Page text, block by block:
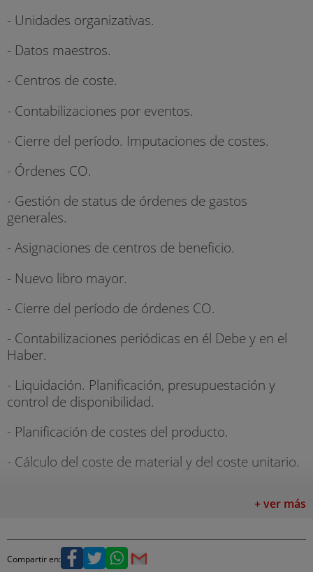
- Unidades organizativas.
- Datos maestros.
- Centros de coste.
- Contabilizaciones por eventos.
- Cierre del período. Imputaciones de costes.
- Órdenes CO.
- Gestión de status de órdenes de gastos
generales.
- Asignaciones de centros de beneficio.
- Nuevo libro mayor.
- Cierre del período de órdenes CO.
- Contabilizaciones periódicas en él Debe y en el
Haber.
- Liquidación. Planificación, presupuestación y
control de disponibilidad.
- Planificación de costes del producto.
- Cálculo del coste de material y del coste unitario.
- Fabricación contra pedido de cliente.
+ ver más
Compartir en: